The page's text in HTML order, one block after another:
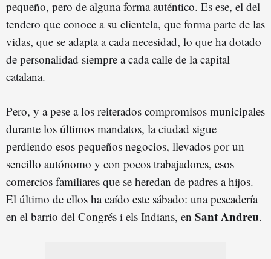
pequeño, pero de alguna forma auténtico. Es ese, el del
tendero que conoce a su clientela, que forma parte de las
vidas, que se adapta a cada necesidad, lo que ha dotado
de personalidad siempre a cada calle de la capital
catalana.
Pero, y a pese a los reiterados compromisos municipales
durante los últimos mandatos, la ciudad sigue
perdiendo esos pequeños negocios, llevados por un
sencillo autónomo y con pocos trabajadores, esos
comercios familiares que se heredan de padres a hijos.
El último de ellos ha caído este sábado: una pescadería
en el barrio del Congrés i els Indians, en Sant Andreu.